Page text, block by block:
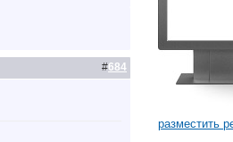
#684
разместить